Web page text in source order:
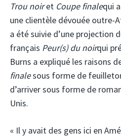
Trou noiret Coupe finalequi
une clientèle dévouée outre-
a été suivie d’une projection
français Peur(s) du noirqui
Burns a expliqué les raisons
finalesous forme de
d’arriver sous forme de
Unis.
« Il y avait des gens ici en